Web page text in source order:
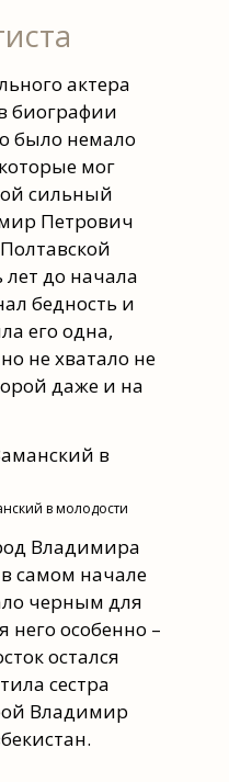
актера
биографии
было немало
мог
сильный
Петрович
лет до начала
бедность и
его одна,
не хватало не
даже и на
в молодости
Владимира
самом начале
черным для
него особенно –
остался
сестра
Владимир